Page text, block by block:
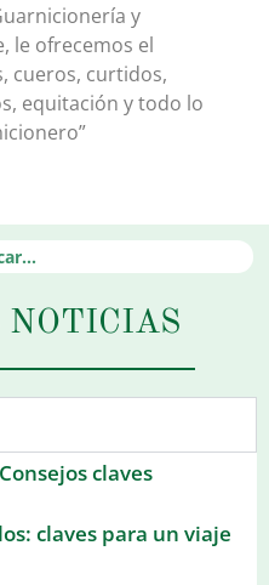
y
le ofrecemos el
cueros, curtidos,
equitación y todo lo
claves
claves para un viaje